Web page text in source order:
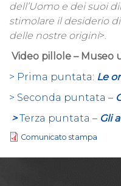
dell’Uomo e dei suoi
stimolare il desiderio
delle nostre origini>.
Video pillole – Museo
> Prima puntata: Le
> Seconda puntata –
>Terza puntata – Gli
Comunicato stampa